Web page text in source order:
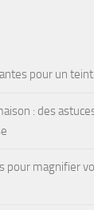
pour un
: des
pour magnifier